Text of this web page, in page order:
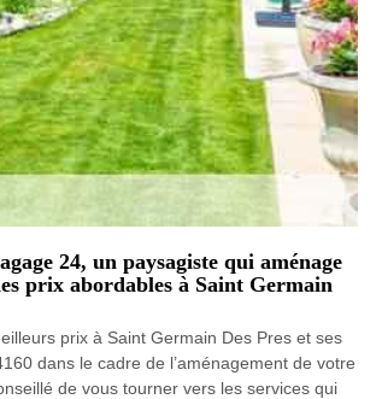
24, un paysagiste qui aménage
prix abordables à Saint Germain
prix à Saint Germain Des Pres et ses
dans le cadre de l’aménagement de votre
de vous tourner vers les services qui